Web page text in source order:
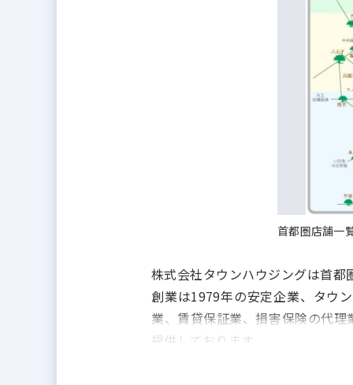
首都圏店舗一
株式会社タウンハウジングは首
創業は1979年の安定企業、タウ
業、賃貸保証業、損害保険の代
提供しております。